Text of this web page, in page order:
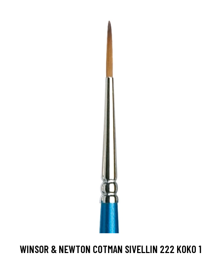
WINSOR & NEWTON COTMAN SIVELLIN 222 KOKO 1